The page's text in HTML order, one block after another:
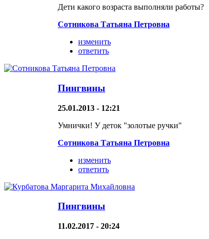
Дети какого возраста выполняли работы?
Сотникова Татьяна Петровна
изменить
ответить
Пингвины
25.01.2013 - 12:21
Умнички! У деток "золотые ручки"
Сотникова Татьяна Петровна
изменить
ответить
Пингвины
11.02.2017 - 20:24